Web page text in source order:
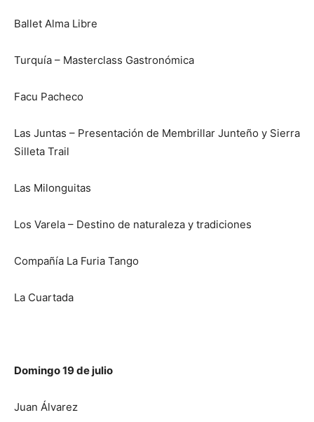
Ballet Alma Libre
Turquía – Masterclass Gastronómica
Facu Pacheco
Las Juntas – Presentación de Membrillar Junteño y Sierra
Silleta Trail
Las Milonguitas
Los Varela – Destino de naturaleza y tradiciones
Compañía La Furia Tango
La Cuartada
Domingo 19 de julio
Juan Álvarez